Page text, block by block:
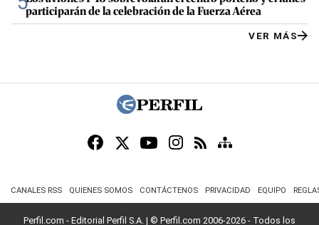
participarán de la celebración de la Fuerza Aérea
VER MÁS
CANALES RSS QUIENES SOMOS CONTÁCTENOS PRIVACIDAD EQUIPO
Perfil.com - Editorial Perfil S.A. | © Perfil.com 2006-2026 - Todos los